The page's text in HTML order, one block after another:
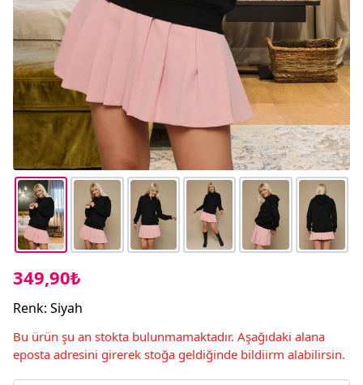
349,90₺
Renk: Siyah
Bu ürün şu an stokta bulunmamaktadır. Aşağıdaki alana
eposta adresini girerek stoğa geldiğinde bildiirm alabilirsin.